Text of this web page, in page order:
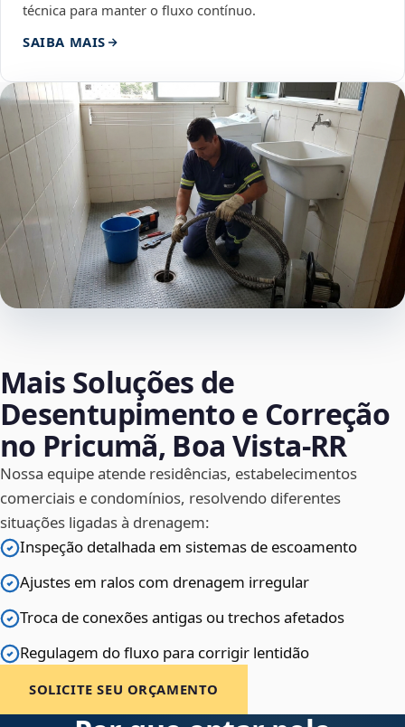
técnica para manter o fluxo contínuo.
SAIBA MAIS
Mais Soluções de
Desentupimento e Correção
no Pricumã, Boa Vista‑RR
Nossa equipe atende residências, estabelecimentos
comerciais e condomínios, resolvendo diferentes
situações ligadas à drenagem:
Inspeção detalhada em sistemas de escoamento
Ajustes em ralos com drenagem irregular
Troca de conexões antigas ou trechos afetados
Regulagem do fluxo para corrigir lentidão
SOLICITE SEU ORÇAMENTO